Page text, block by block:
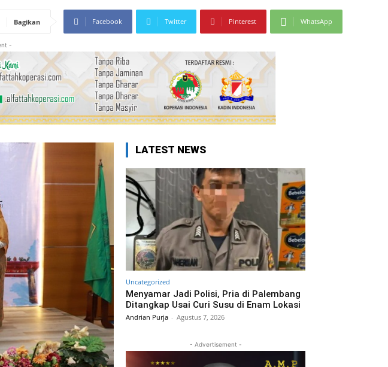
Bagikan Facebook Twitter Pinterest WhatsApp
-
LATEST NEWS
Uncategorized
Menyamar Jadi Polisi, Pria di Palembang
Ditangkap Usai Curi Susu di Enam Lokasi
Andrian Purja - Agustus 7, 2026
- Advertisement -